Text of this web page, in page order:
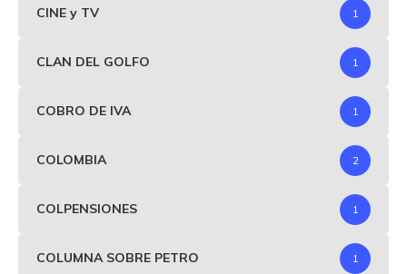
CINE y TV 1
CLAN DEL GOLFO 1
COBRO DE IVA 1
COLOMBIA 2
COLPENSIONES 1
COLUMNA SOBRE PETRO 1